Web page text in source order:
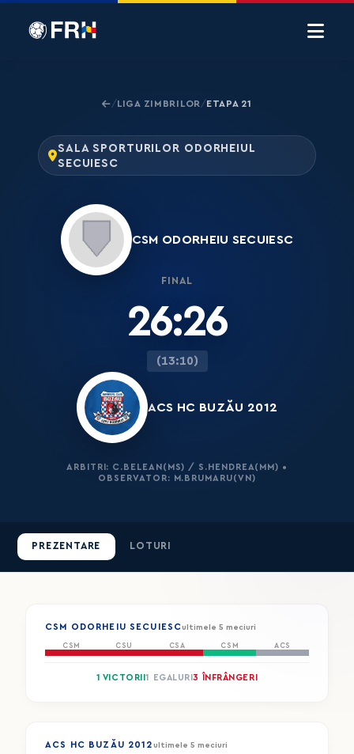
/LIGA ZIMBRILOR /ETAPA 21
SALA SPORTURILOR ODORHEIUL
SECUIESC
CSM ODORHEIU SECUIESC
FINAL
26:26
(13:10)
ACS HC BUZĂU 2012
ARBITRI: C.BELEAN(MS) / S.HENDREA(MM) •
OBSERVATOR: M.BRUMARU(VN)
PREZENTARE LOTURI
CSM ODORHEIU SECUIESCultimele 5 meciuri
CSM CSU CSA CSM ACS
1 VICTORII1 EGALURI3 ÎNFRÂNGERI
ACS HC BUZĂU 2012 ultimele 5 meciuri